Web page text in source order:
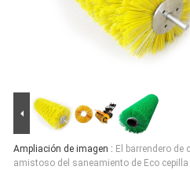
Ampliación de imagen : El barrendero de
amistoso del saneamiento de Eco cepilla